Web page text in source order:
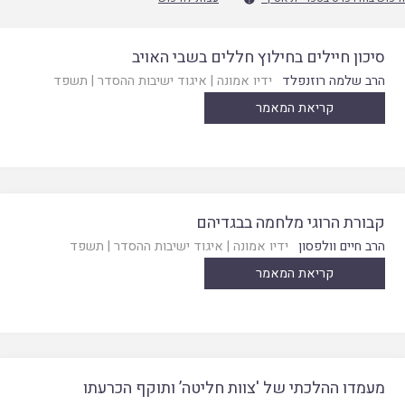
סיכון חיילים בחילוץ חללים בשבי האויב
הרב שלמה רוזנפלד ידיו אמונה | איגוד ישיבות ההסדר | תשפד
קריאת המאמר
קבורת הרוגי מלחמה בבגדיהם
הרב חיים וולפסון ידיו אמונה | איגוד ישיבות ההסדר | תשפד
קריאת המאמר
מעמדו ההלכתי של 'צוות חליטה’ ותוקף הכרעתו